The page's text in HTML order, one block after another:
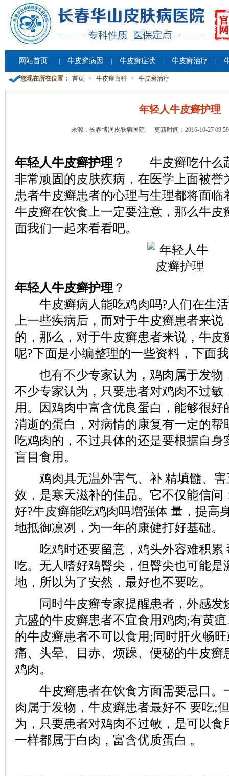
网站首页 牛皮癣病因 牛皮癣症状 牛皮癣治疗
您现在所在位置： 首页 > 牛皮癣百科 > 牛皮癣治疗
年轻人牛皮癣护理
来源：长春博润皮肤病医院 更新时间：2016-10-27
年轻人牛皮癣护理 ？ 牛皮癣吃什么
非常顽固的皮肤疾病，在医学上面被誉
患者牛皮癣患者的心理与生理都将面临
牛皮癣在饮食上一定要注意，那么牛皮
面我们一起来看看吧。
年轻人牛皮癣护理 ？
牛皮癣病人能吃鸡肉吗?人们在生活
上一些疾病后，而对于牛皮癣患者来
的，那么，对于牛皮癣患者来说，牛皮
呢?下面是小编整理的一些资料，下面
也有不少专家认为，鸡肉属于发物
不少专家认为，只要患者对鸡肉不过敏
用。因鸡肉中富含优良蛋白，能够很好
消逝的蛋白，对病情的康复有一定的帮
吃鸡肉的，不过具体的还是要根据自身
盲目食用。
鸡肉具无温外害气、补 精填髓、害
效，是寒天滋补的佳品。它不仅能信问
好?牛皮癣能吃鸡肉吗增强体 量，提高
地抵御凛冽，为一年的康健打好基础。
吃鸡时还要留意，鸡头外容难积累
吃。无人嗜好鸡臀尖，但臀尖也可能是
地，所以为了安然，最好也不要吃。
同时牛皮癣专家提醒患者，外感发
亢盛的牛皮癣患者不宜食用鸡肉;有黄
的牛皮癣患者不可以食用;同时肝火畅
痛、头晕、目赤、烦躁、便秘的牛皮癣
鸡肉。
牛皮癣患者在饮食方面需要忌口。
肉属于发物，牛皮癣患者最好不 要吃;
为，只要患者对鸡肉不过敏，是可以食
一样都属于白肉，富含优质蛋白 。